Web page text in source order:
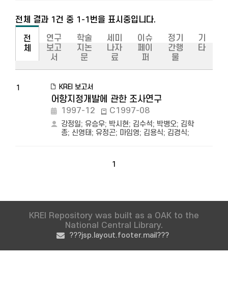
전체 결과 1건 중 1-1번을 표시중입니다.
전
체
연구
보고
서
학술
지논
문
세미
나자
료
이슈
페이
퍼
정기
간행
물
기
타
1 KREI 보고서
어항지정개발에 관한 조사연구
1997-12 C1997-08
강정일; 유승우; 박시현; 김수석; 박병오; 김학
종; 신영태; 유정곤; 마임영; 김용식; 김경식;
1
KREI Repository was built as a OAK to the
National Central Library.
???jsp.layout.footer.mail???